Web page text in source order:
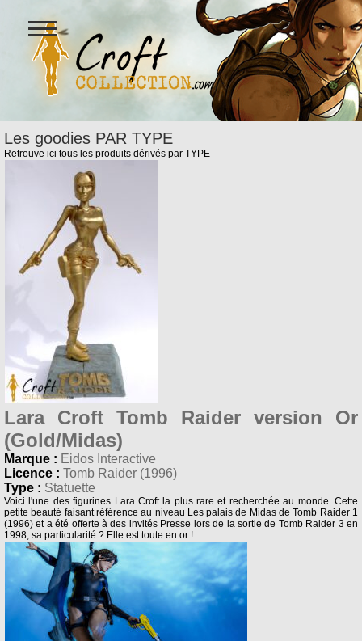
Figurines Lara Croft et
Ouvrir
le
menu
Les goodies PAR TYPE
Retrouve ici tous les produits dérivés par TYPE
Lara Croft Tomb Raider version Or
(Gold/Midas)
Marque : Eidos Interactive
Licence : Tomb Raider (1996)
Type : Statuette
Voici l'une des figurines Lara Croft la plus rare et recherchée au monde. Cette
petite beauté faisant référence au niveau Les palais de Midas de Tomb Raider 1
(1996) et a été offerte à des invités Presse lors de la sortie de Tomb Raider 3 en
1998, sa particularité ? Elle est toute en or !